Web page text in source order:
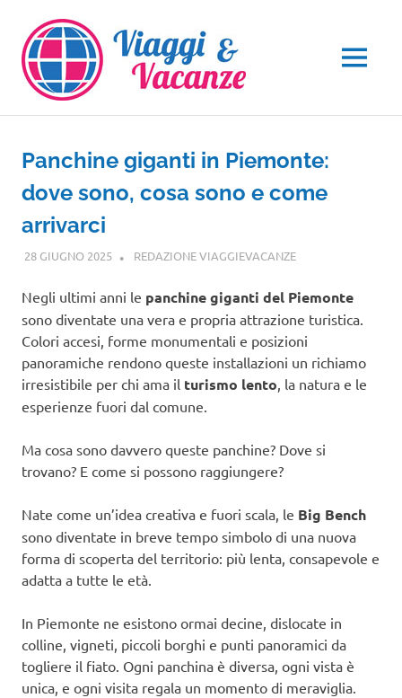
contenuto
MENU
Panchine giganti in Piemonte:
dove sono, cosa sono e come
arrivarci
28 GIUGNO 2025 REDAZIONE VIAGGIEVACANZEPIEMONTE
Negli ultimi anni le panchine giganti del Piemonte
sono diventate una vera e propria attrazione turistica.
Colori accesi, forme monumentali e posizioni
panoramiche rendono queste installazioni un richiamo
irresistibile per chi ama il turismo lento, la natura e le
esperienze fuori dal comune.
Ma cosa sono davvero queste panchine? Dove si
trovano? E come si possono raggiungere?
Nate come un’idea creativa e fuori scala, le Big Bench
sono diventate in breve tempo simbolo di una nuova
forma di scoperta del territorio: più lenta, consapevole e
adatta a tutte le età.
In Piemonte ne esistono ormai decine, dislocate in
colline, vigneti, piccoli borghi e punti panoramici da
togliere il fiato. Ogni panchina è diversa, ogni vista è
unica, e ogni visita regala un momento di meraviglia.